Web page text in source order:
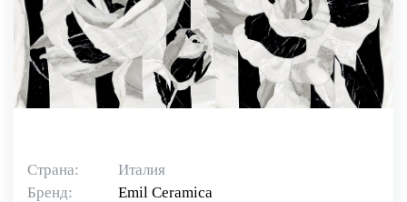
Страна:
Италия
Бренд:
Emil Ceramica